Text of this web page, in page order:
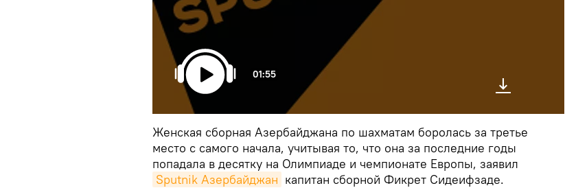
01:55
Женская сборная Азербайджана по шахматам боролась за третье
место с самого начала, учитывая то, что она за последние годы
попадала в десятку на Олимпиаде и чемпионате Европы, заявил
Sputnik Азербайджан капитан сборной Фикрет Сидеифзаде.